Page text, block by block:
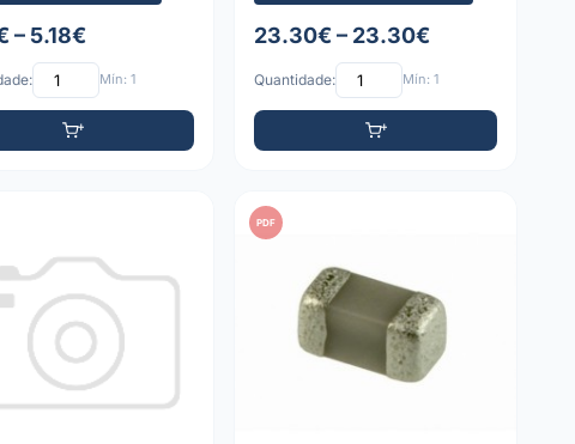
– 5.18€
Mín: 1
23.30€ – 23.30€
Quantidade: Mín: 1
PDF